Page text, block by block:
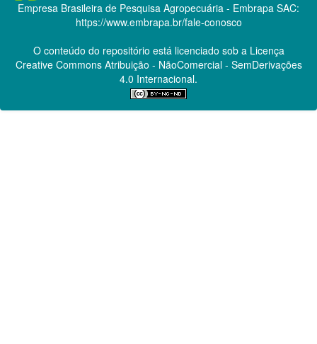
Empresa Brasileira de Pesquisa Agropecuária - Embrapa SAC:
https://www.embrapa.br/fale-conosco
O conteúdo do repositório está licenciado sob a Licença
Creative CommonsAtribuição - NãoComercial - SemDerivações
4.0 Internacional.